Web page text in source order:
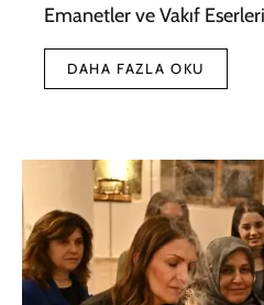
Emanetler ve Vakıf
DAHA FAZLA OKU